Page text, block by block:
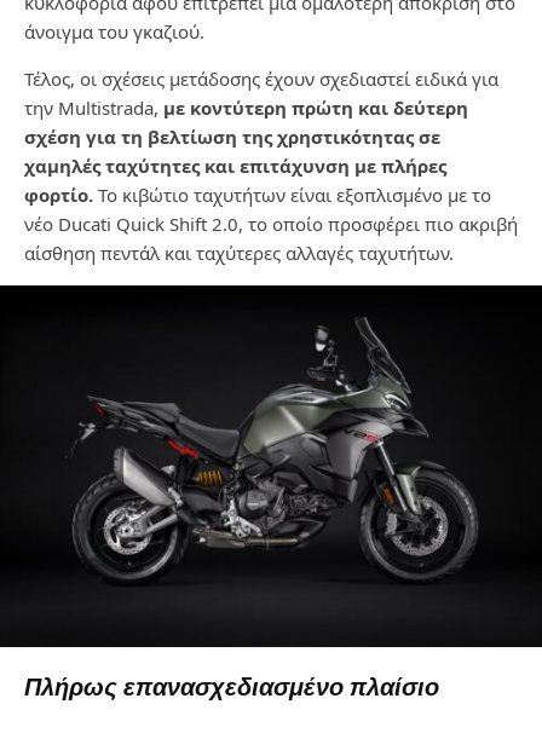
άνοιγμα του γκαζιού.
Τέλος, οι σχέσεις μετάδοσης έχουν σχεδιαστεί ειδικά για
την Multistrada, με κοντύτερη πρώτη και δεύτερη
σχέση για τη βελτίωση της χρηστικότητας σε
χαμηλές ταχύτητες και επιτάχυνση με πλήρες
φορτίο. Το κιβώτιο ταχυτήτων είναι εξοπλισμένο με το
νέο Ducati Quick Shift 2.0, το οποίο προσφέρει πιο ακριβή
αίσθηση πεντάλ και ταχύτερες αλλαγές ταχυτήτων.
Πλήρως επανασχεδιασμένο πλαίσιο